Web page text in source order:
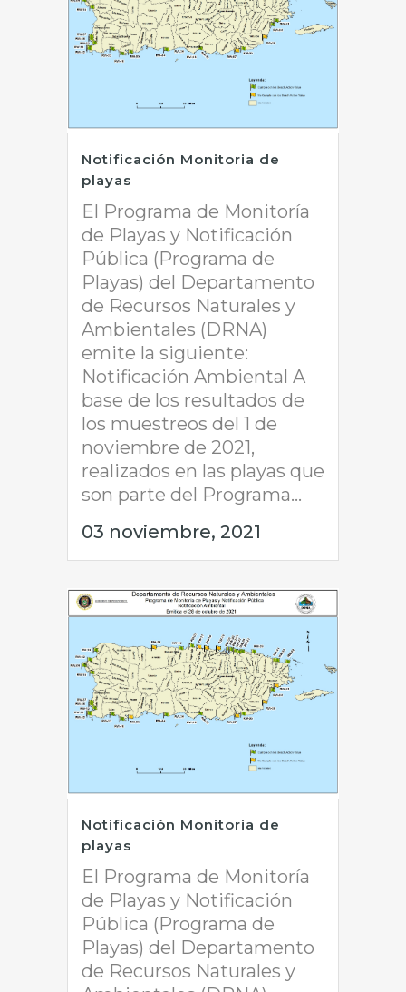
Notificación Monitoria de
playas
El Programa de Monitoría
de Playas y Notificación
Pública (Programa de
Playas) del Departamento
de Recursos Naturales y
Ambientales (DRNA)
emite la siguiente:
Notificación Ambiental A
base de los resultados de
los muestreos del 1 de
noviembre de 2021,
realizados en las playas que
son parte del Programa...
03 noviembre, 2021
Notificación Monitoria de
playas
El Programa de Monitoría
de Playas y Notificación
Pública (Programa de
Playas) del Departamento
de Recursos Naturales y